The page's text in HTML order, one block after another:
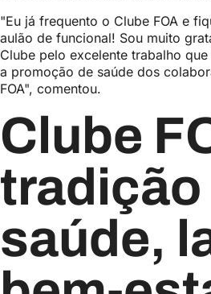
"Eu já frequento o Clube FOA e
aulão de funcional! Sou muito
Clube pelo excelente trabalho
a promoção de saúde dos
FOA", comentou.
Clube
tradição
saúde,